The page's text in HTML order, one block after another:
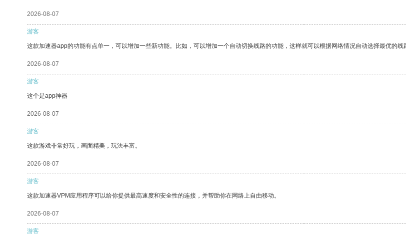
2026-08-07
游客
这款加速器app的功能有点单一，可以增加一些新功能。比如，可以增加一个自动切换线路的功能，这样就可以根据网络情况自动选择最优的线
2026-08-07
游客
这个是app神器
2026-08-07
游客
这款游戏非常好玩，画面精美，玩法丰富。
2026-08-07
游客
这款加速器VPM应用程序可以给你提供最高速度和安全性的连接，并帮助你在网络上自由移动。
2026-08-07
游客